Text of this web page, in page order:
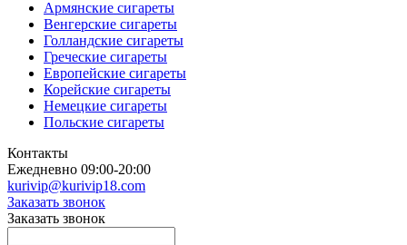
Армянские сигареты
Венгерские сигареты
Голландские сигареты
Греческие сигареты
Европейские сигареты
Корейские сигареты
Немецкие сигареты
Польские сигареты
Контакты
Ежедневно 09:00-20:00
kurivip@kurivip18.com
Заказать звонок
Заказать звонок